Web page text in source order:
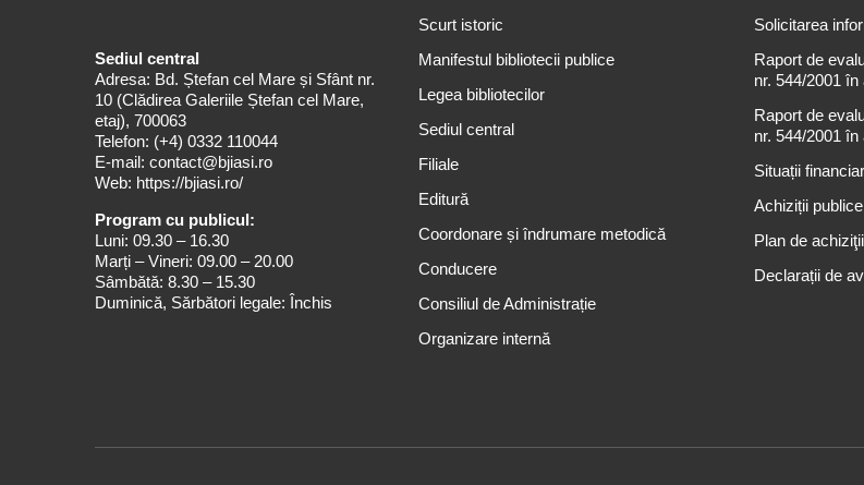
Sediul central
Adresa: Bd. Ștefan cel Mare și Sfânt nr.
10 (Clădirea Galeriile Ștefan cel Mare,
etaj), 700063
Telefon: (+4) 0332 110044
E-mail: contact@bjiasi.ro
Web: https://bjiasi.ro/
Program cu publicul:
Luni: 09.30 – 16.30
Marți – Vineri: 09.00 – 20.00
Sâmbătă: 8.30 – 15.30
Duminică, Sărbători legale: Închis
Scurt istoric
Manifestul bibliotecii publice
Legea bibliotecilor
Sediul central
Filiale
Editură
Coordonare și îndrumare metodică
Conducere
Consiliul de Administrație
Organizare internă
Solicitarea
Raport de
nr. 544/2001 în
Raport de
nr. 544/2001 în
Situații
Achiziții publice
Plan de
Declarații de